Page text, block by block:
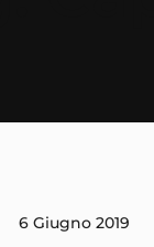
6 Giugno 2019